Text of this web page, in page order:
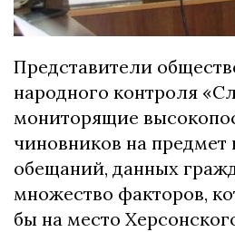
Представители
народного контроля
мониторящие
чиновников на
обещаний, данных
множество факторов,
бы на место